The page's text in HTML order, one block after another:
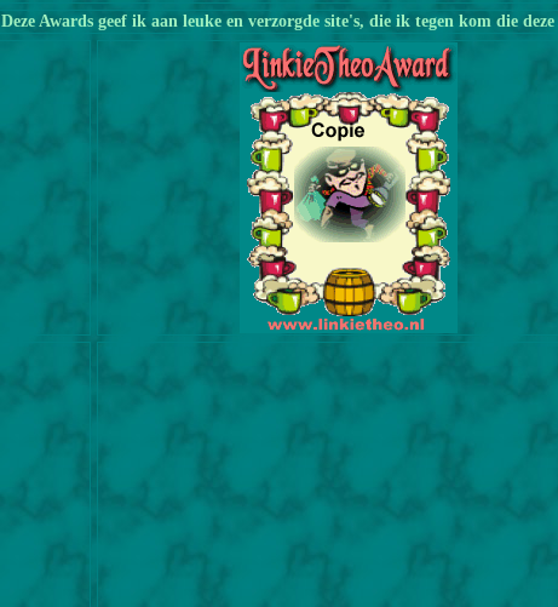
Deze Awards geef ik aan leuke en verzorgde site's, die ik tegen kom die